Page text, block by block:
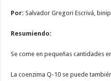
Por: Salvador Gregori Escrivá,
Resumiendo:
Se come en pequeñas cantidades
La coenzima Q-10 se puede